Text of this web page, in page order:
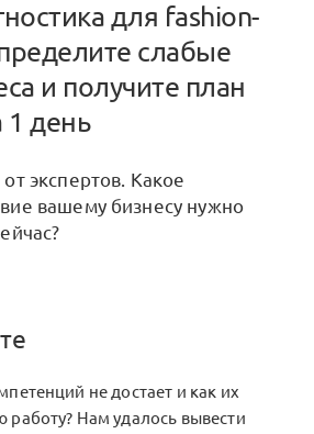
для fashion-
слабые
и получите план
1 день
экспертов. Какое
вашему бизнесу нужно
не достает и как их
работу? Нам удалось вывести